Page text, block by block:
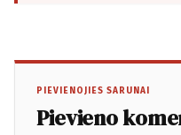
PIEVIENOJIES SARUNAI
Pievieno